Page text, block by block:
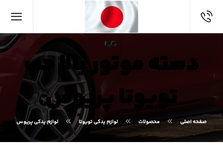
دسته موتور بالا چپ
تویوتا پریوس
صفحه اصلی محصولات لوازم یدکی تویوتا لوازم یدکی پریوس